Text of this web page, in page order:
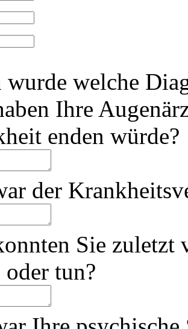
wurde welche
Ihre
enden würde?
der
Sie zuletzt
oder tun?